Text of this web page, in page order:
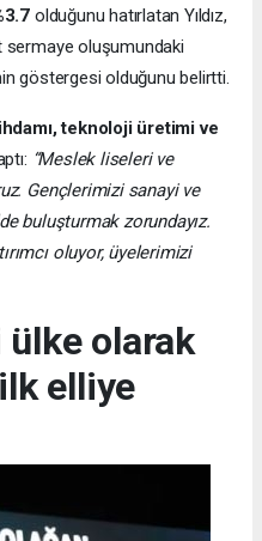
olduğunu hatırlatan Yıldız,
sermaye oluşumundaki
göstergesi olduğunu belirtti.
teknoloji üretimi ve
“Meslek liseleri ve
Gençlerimizi sanayi ve
buluşturmak zorundayız.
oluyor, üyelerimizi
ülke olarak
elliye